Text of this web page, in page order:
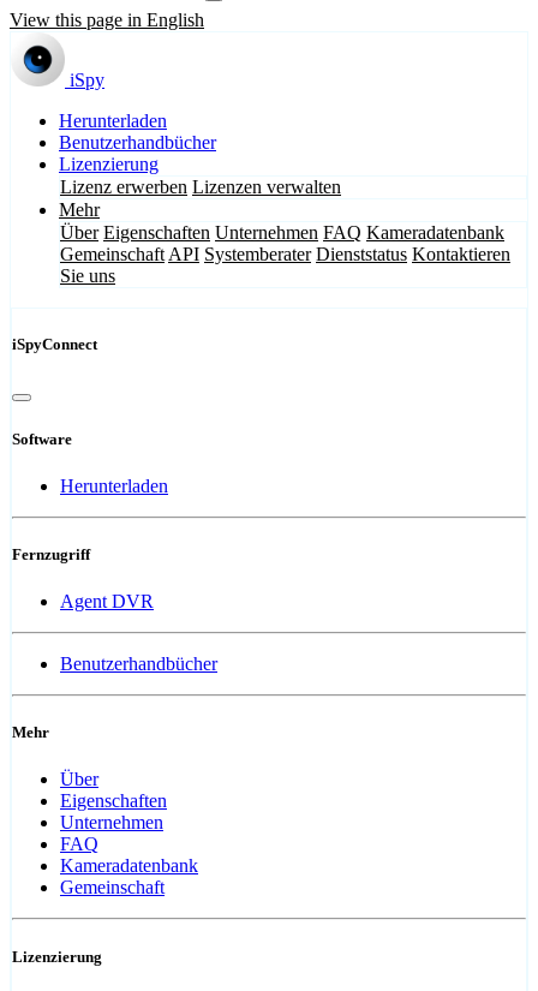
View this page in English
iSpy
Herunterladen
Benutzerhandbücher
Lizenzierung
Lizenz erwerben Lizenzen verwalten
Mehr
Über Eigenschaften Unternehmen FAQ Kameradatenbank
Gemeinschaft API Systemberater Dienststatus Kontaktieren
Sie uns
iSpyConnect
Software
Herunterladen
Fernzugriff
Agent DVR
Benutzerhandbücher
Mehr
Über
Eigenschaften
Unternehmen
FAQ
Kameradatenbank
Gemeinschaft
Lizenzierung